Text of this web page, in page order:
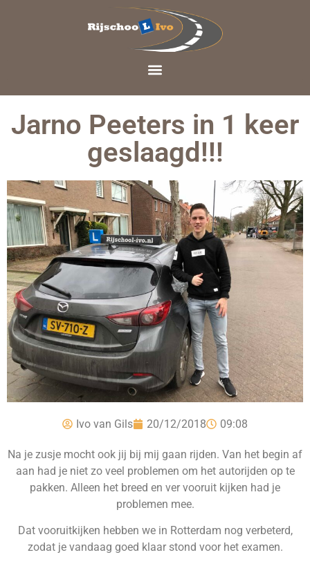
Jarno Peeters in 1 keer
geslaagd!!!
Ivo van Gils 20/12/2018 09:08
Na je zusje mocht ook jij bij mij gaan rijden. Van het begin af
aan had je niet zo veel problemen om het autorijden op te
pakken. Alleen het breed en ver vooruit kijken had je
problemen mee.
Dat vooruitkijken hebben we in Rotterdam nog verbeterd,
zodat je vandaag goed klaar stond voor het examen.